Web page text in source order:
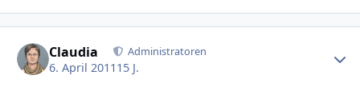
Claudia Administratoren
6. April 2011 15 J.